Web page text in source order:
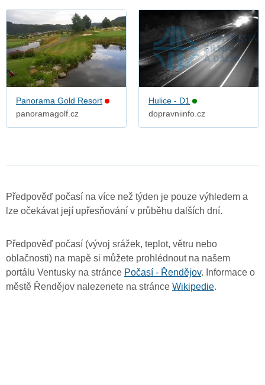
Panorama Gold Resort
panoramagolf.cz
Hulice - D1
dopravniinfo.cz
Předpověď počasí na více než týden je pouze výhledem a
lze očekávat její upřesňování v průběhu dalších dní.
Předpověď počasí (vývoj srážek, teplot, větru nebo
oblačnosti) na mapě si můžete prohlédnout na našem
portálu Ventusky na stránce Počasí - Řendějov. Informace o
městě Řendějov nalezenete na stránce Wikipedie.